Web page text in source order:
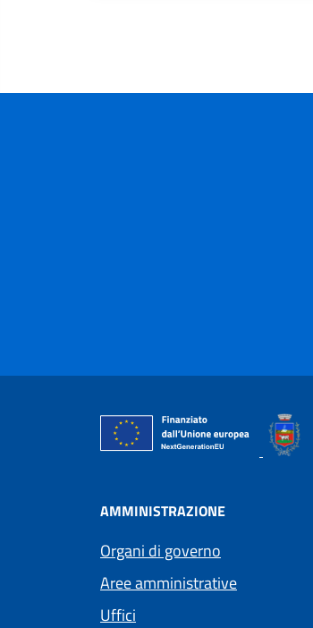
AMMINISTRAZIONE
Organi di governo
Aree amministrative
Uffici